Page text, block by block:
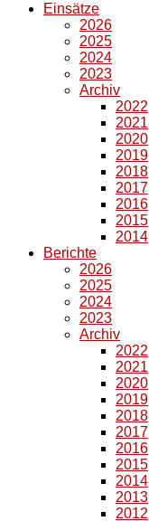
Einsätze
2026
2025
2024
2023
Archiv
2022
2021
2020
2019
2018
2017
2016
2015
2014
Berichte
2026
2025
2024
2023
Archiv
2022
2021
2020
2019
2018
2017
2016
2015
2014
2013
2012